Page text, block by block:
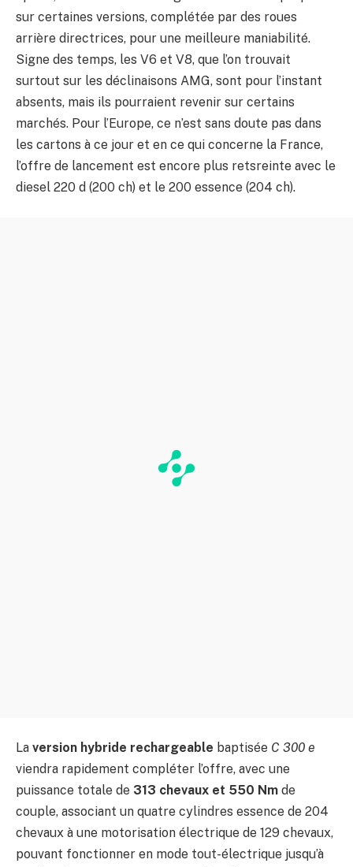
sur certaines versions, complétée par des roues
arrière directrices, pour une meilleure maniabilité.
Signe des temps, les V6 et V8, que l’on trouvait
surtout sur les déclinaisons AMG, sont pour l’instant
absents, mais ils pourraient revenir sur certains
marchés. Pour l’Europe, ce n’est sans doute pas dans
les cartons à ce jour et en ce qui concerne la France,
l’offre de lancement est encore plus retsreinte avec le
diesel 220 d (200 ch) et le 200 essence (204 ch).
La version hybride rechargeable baptisée C 300 e
viendra rapidement compléter l’offre, avec une
puissance totale de 313 chevaux et 550 Nm de
couple, associant un quatre cylindres essence de 204
chevaux à une motorisation électrique de 129 chevaux,
pouvant fonctionner en mode tout-électrique jusqu’à